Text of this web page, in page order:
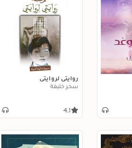
روايتي لروايتي
سحر خليفة
4.1